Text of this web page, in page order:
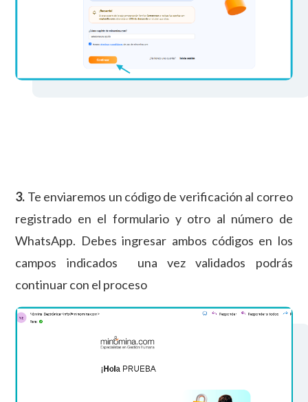
3. Te enviaremos un código de verificación al correo
registrado en el formulario y otro al número de
WhatsApp. Debes ingresar ambos códigos en los
campos indicados una vez validados podrás
continuar con el proceso